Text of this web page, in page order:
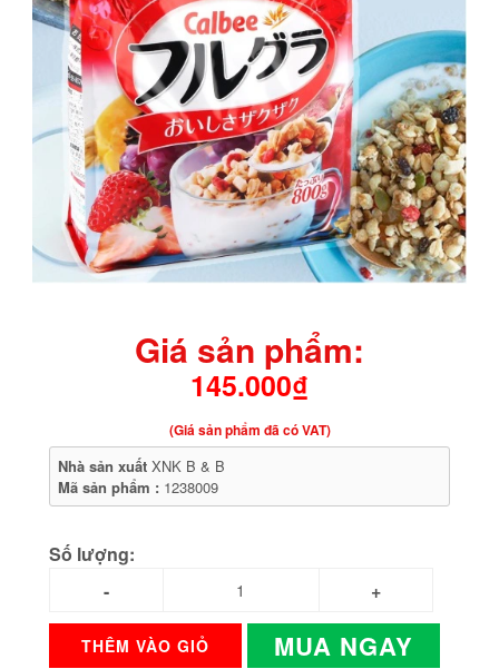
Giá sản phẩm:
145.000₫
(Giá sản phẩm đã có VAT)
Nhà sản xuất XNK B & B
Mã sản phẩm : 1238009
Số lượng:
THÊM VÀO GIỎ MUA NGAY